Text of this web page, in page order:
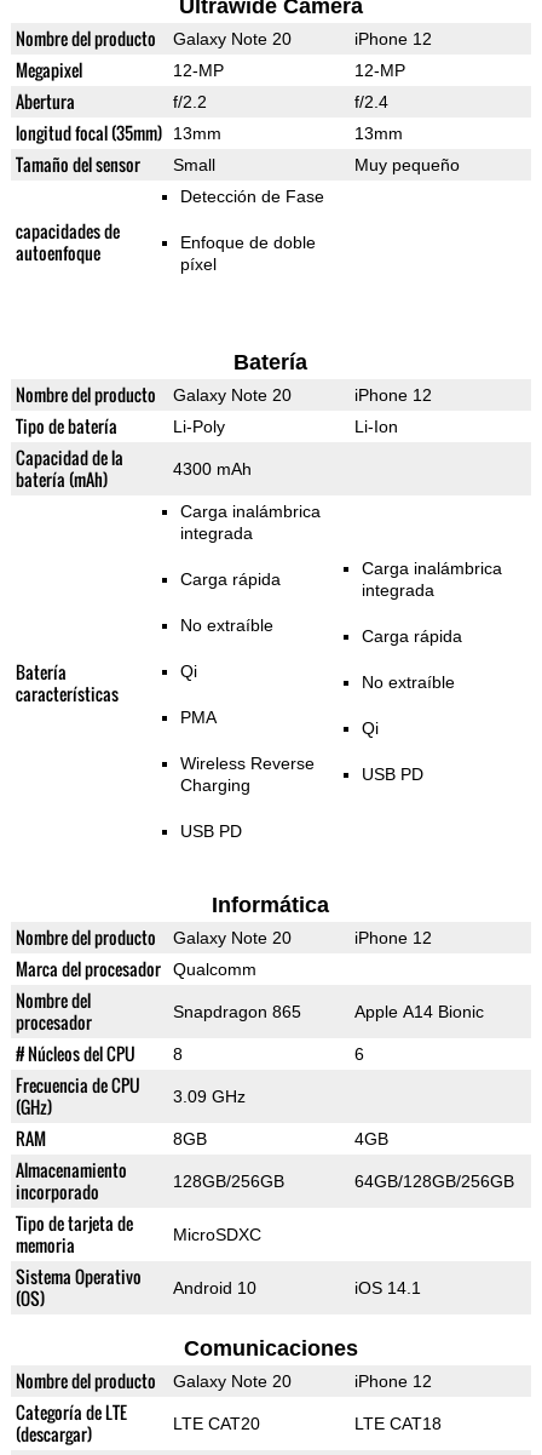
Ultrawide Camera
Nombre del producto Galaxy Note 20 iPhone 12
Megapixel 12-MP 12-MP
Abertura f/2.2 f/2.4
longitud focal (35mm) 13mm 13mm
Tamaño del sensor Small Muy pequeño
capacidades de
autoenfoque
Detección de Fase
Enfoque de doble
píxel
Batería
Nombre del producto Galaxy Note 20 iPhone 12
Tipo de batería Li-Poly Li-Ion
Capacidad de la
batería (mAh)
4300 mAh
Batería
características
Carga inalámbrica
integrada
Carga rápida
No extraíble
Qi
PMA
Wireless Reverse
Charging
USB PD
Carga inalámbrica
integrada
Carga rápida
No extraíble
Qi
USB PD
Informática
Nombre del producto Galaxy Note 20 iPhone 12
Marca del procesador Qualcomm
Nombre del
procesador
Snapdragon 865 Apple A14 Bionic
# Núcleos del CPU 8 6
Frecuencia de CPU
(GHz)
3.09 GHz
RAM 8GB 4GB
Almacenamiento
incorporado
128GB/256GB 64GB/128GB/256GB
Tipo de tarjeta de
memoria
MicroSDXC
Sistema Operativo
(OS)
Android 10 iOS 14.1
Comunicaciones
Nombre del producto Galaxy Note 20 iPhone 12
Categoría de LTE
(descargar)
LTE CAT20 LTE CAT18